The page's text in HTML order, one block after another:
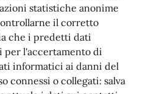
statistiche anonime
il corretto
che i predetti dati
per l'accertamento di
informatici ai danni del
connessi o collegati: salva